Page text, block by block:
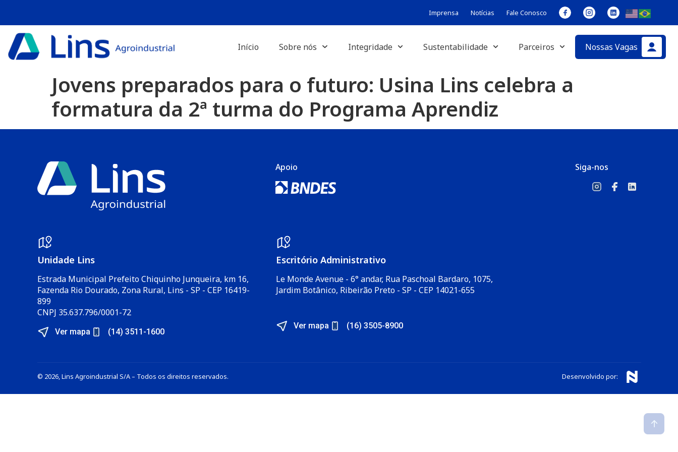
Imprensa Notícias Fale Conosco
Início Sobre nós Integridade Sustentabilidade Parceiros Nossas Vagas
Jovens preparados para o futuro: Usina Lins celebra a
formatura da 2ª turma do Programa Aprendiz
Apoio Siga-nos
Unidade Lins
Estrada Municipal Prefeito Chiquinho Junqueira, km 16,
Fazenda Rio Dourado, Zona Rural, Lins - SP - CEP 16419-
899
CNPJ 35.637.796/0001-72
Ver mapa (14) 3511-1600
Escritório Administrativo​
Le Monde Avenue - 6° andar, Rua Paschoal Bardaro, 1075,
Jardim Botânico, Ribeirão Preto - SP - CEP 14021-655​
Ver mapa (16) 3505-8900
© 2026, Lins Agroindustrial S/A – Todos os direitos reservados. Desenvolvido por: